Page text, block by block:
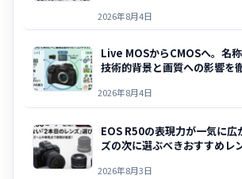
2026年8月4日
Live MOSからCMOSへ。名
技術的背景と画質への影響を
2026年8月4日
EOS R50の表現力が一気に広
ズの次に選ぶべきおすすめレ
2026年8月3日